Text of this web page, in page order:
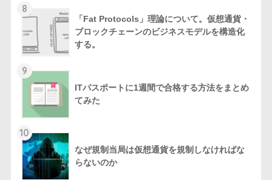
8
「Fat Protocols」理論について。仮想通貨・
ブロックチェーンのビジネスモデルを構造化
する。
9
ITパスポートに1週間で合格する方法をまとめ
てみた
10
なぜ規制当局は仮想通貨を規制しなければな
らないのか